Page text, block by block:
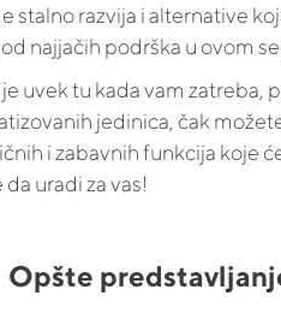
stalno razvija i alternative
najjačih podrška u ovom
uvek tu kada vam zatreba,
jedinica, čak
i zabavnih funkcija koje
uradi za vas!
Opšte